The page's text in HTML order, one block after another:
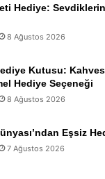
Hediye:
8 Ağustos 2026
Kutusu:
Hediye Seçeneği
8 Ağustos 2026
Eşsiz
7 Ağustos 2026